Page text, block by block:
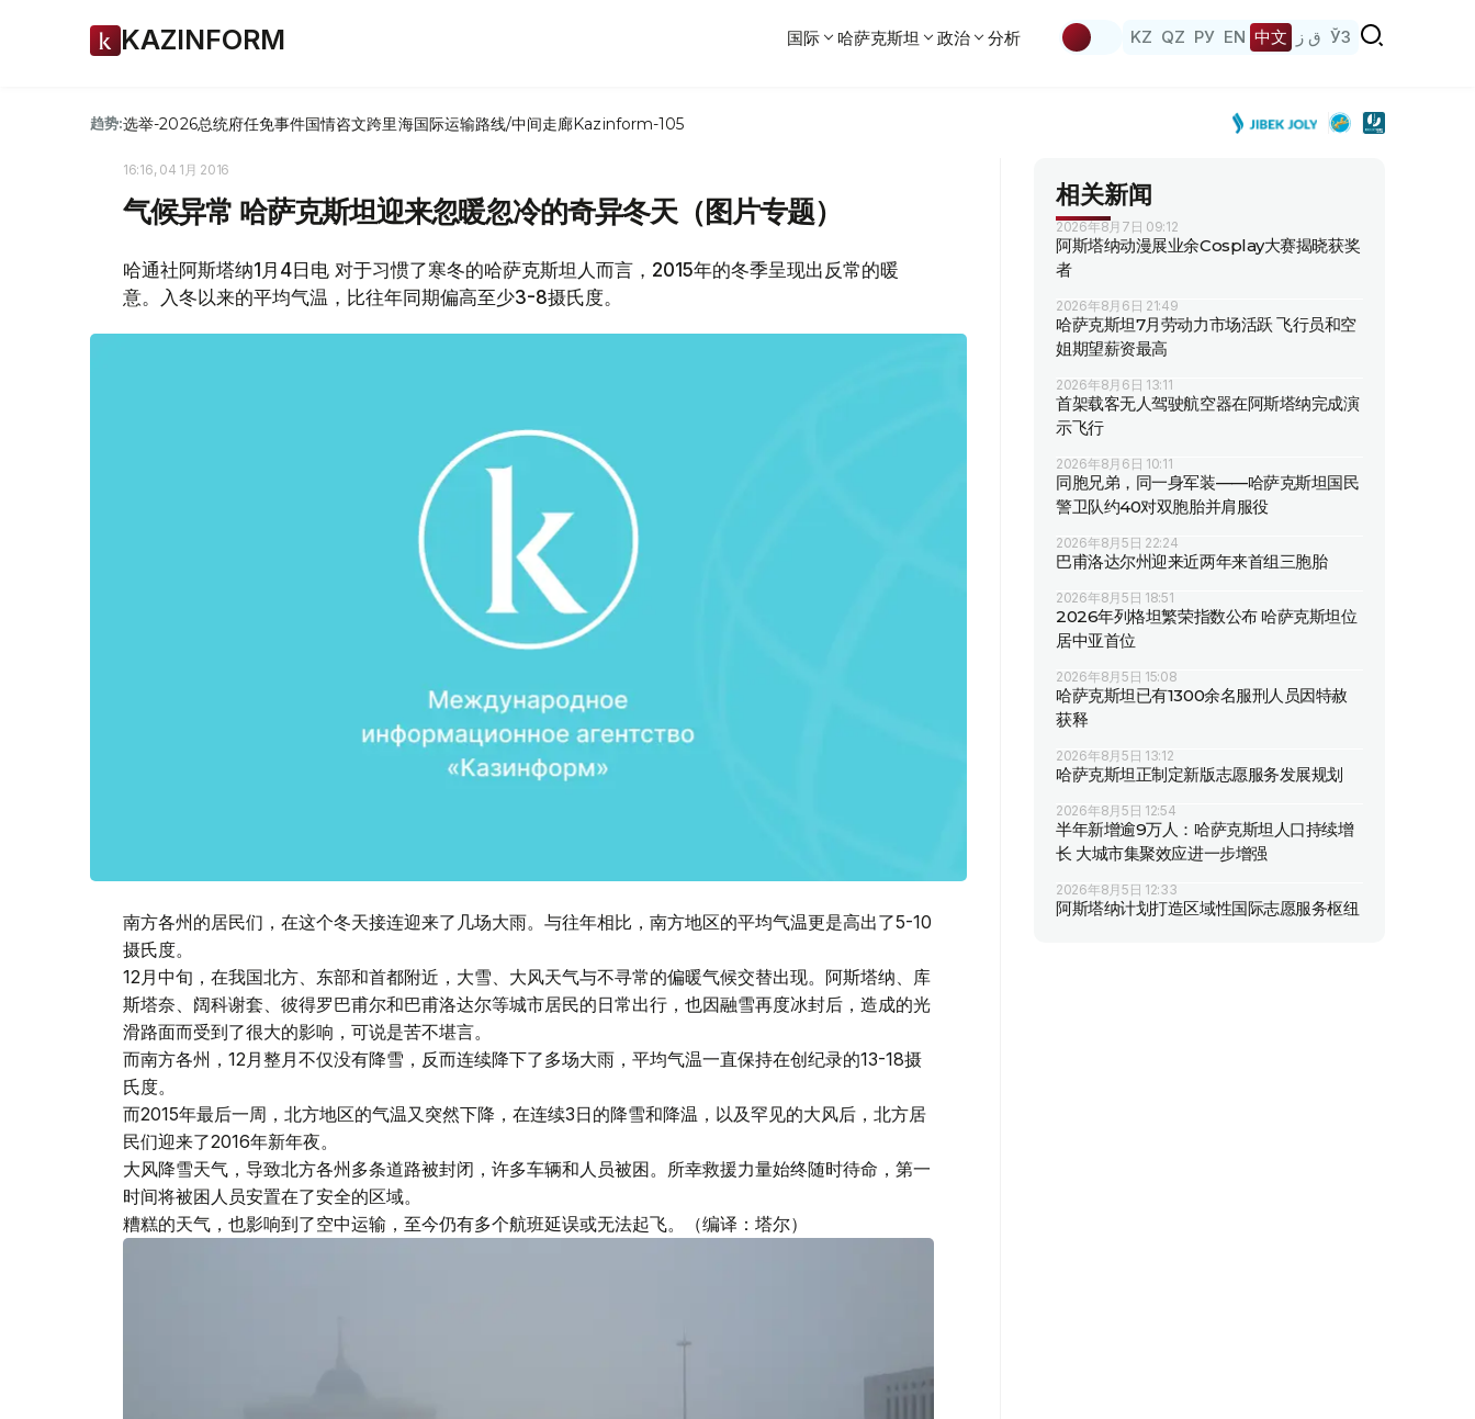
KAZINFORM 国际 哈萨克斯坦 政治 分析 KZ QZ РУ EN 中文 ق ز ЎЗ
趋势:选举-2026总统府任免事件国情咨文跨里海国际运输路线/中间走廊Kazinform-105
16:16, 04 1月 2016
气候异常 哈萨克斯坦迎来忽暖忽冷的奇异冬天（图片专题）
哈通社阿斯塔纳1月4日电 对于习惯了寒冬的哈萨克斯坦人而言，2015年的冬季呈现出反常的暖
意。入冬以来的平均气温，比往年同期偏高至少3-8摄氏度。
南方各州的居民们，在这个冬天接连迎来了几场大雨。与往年相比，南方地区的平均气温更是高出了5-10
摄氏度。
12月中旬，在我国北方、东部和首都附近，大雪、大风天气与不寻常的偏暖气候交替出现。阿斯塔纳、库
斯塔奈、阔科谢套、彼得罗巴甫尔和巴甫洛达尔等城市居民的日常出行，也因融雪再度冰封后，造成的光
滑路面而受到了很大的影响，可说是苦不堪言。
而南方各州，12月整月不仅没有降雪，反而连续降下了多场大雨，平均气温一直保持在创纪录的13-18摄
氏度。
而2015年最后一周，北方地区的气温又突然下降，在连续3日的降雪和降温，以及罕见的大风后，北方居
民们迎来了2016年新年夜。
大风降雪天气，导致北方各州多条道路被封闭，许多车辆和人员被困。所幸救援力量始终随时待命，第一
时间将被困人员安置在了安全的区域。
糟糕的天气，也影响到了空中运输，至今仍有多个航班延误或无法起飞。（编译：塔尔）
相关新闻
2026年8月7日 09:12
阿斯塔纳动漫展业余Cosplay大赛揭晓获奖
者
2026年8月6日 21:49
哈萨克斯坦7月劳动力市场活跃 飞行员和空
姐期望薪资最高
2026年8月6日 13:11
首架载客无人驾驶航空器在阿斯塔纳完成演
示飞行
2026年8月6日 10:11
同胞兄弟，同一身军装——哈萨克斯坦国民
警卫队约40对双胞胎并肩服役
2026年8月5日 22:24
巴甫洛达尔州迎来近两年来首组三胞胎
2026年8月5日 18:51
2026年列格坦繁荣指数公布 哈萨克斯坦位
居中亚首位
2026年8月5日 15:08
哈萨克斯坦已有1300余名服刑人员因特赦
获释
2026年8月5日 13:12
哈萨克斯坦正制定新版志愿服务发展规划
2026年8月5日 12:54
半年新增逾9万人：哈萨克斯坦人口持续增
长 大城市集聚效应进一步增强
2026年8月5日 12:33
阿斯塔纳计划打造区域性国际志愿服务枢纽